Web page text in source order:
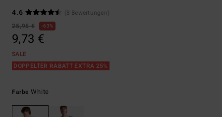
4.6
(8 Bewertungen)
25,95 €
63%
9,73 €
SALE
DOPPELTER RABATT EXTRA 25%
FarbeWhite